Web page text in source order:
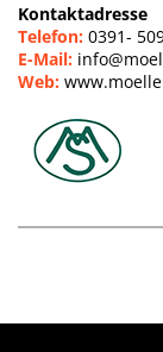
Kontaktadresse
Telefon: 0391-
E-Mail:
Web: